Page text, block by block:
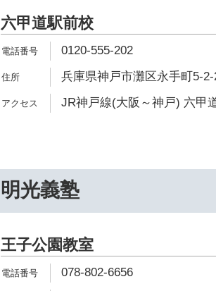
六甲道駅前校
0120-555-202
兵庫県神戸市灘区永手町5-2-
JR神戸線(大阪～神戸) 六甲
明光義塾
王子公園教室
078-802-6656